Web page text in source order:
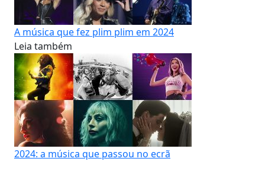
A música que fez plim plim em 2024
Leia também
2024: a música que passou no ecrã